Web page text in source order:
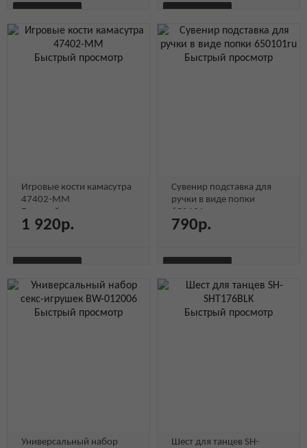
БЫСТРЫЙ
ПРОСМОТР БыстрыйБыстрый
БЫСТРЫЙ
ПРОСМОТР БыстрыйБыстрый
Быстрый просмотр
Игровые кости камасутра
47402-MM
Быстрый просмотр
1 920р.
БЫСТРЫЙ
ПРОСМОТР БыстрыйБыстрый
Быстрый просмотр
Сувенир подставка для
ручки в виде попки
650101ru
Быстрый просмотр
790р.
БЫСТРЫЙ
ПРОСМОТР БыстрыйБыстрый
Быстрый просмотр
Универсальный набор
Быстрый просмотр
Шест для танцев SH-